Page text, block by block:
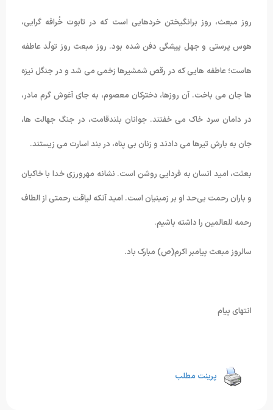
روز مبعث، روز برانگیختن خردهایی است که در تابوت خُرافه گرایی،
هوس پرستی و جهل پیشگی دفن شده بود. روز مبعث روز تولّد عاطفه
هاست؛ عاطفه هایی که در رقص شمشیرها زخمی می شد و در جنگل نیزه
ها جان می باخت. آن روزها، دخترکان معصوم، به جای آغوش گرم مادر،
در دامان سرد خاک می خفتند. جوانان بلندقامت، در جنگ جهالت ها،
جان به بارش تیرها می دادند و زنان بی پناه، در بند اسارت می زیستند.
بعثت، امید انسان به فردایی روشن است. نشانه مهرورزی خدا با خاکیان
و باران رحمت بی‌‌حد او بر زمینیان است. امید آنکه لیاقت رحمتی از الطاف
رحمه للعالمین را داشته باشیم.
سالروز مبعث پیامبر اکرم(ص) مبارک باد.
انتهای پیام
پرینت مطلب